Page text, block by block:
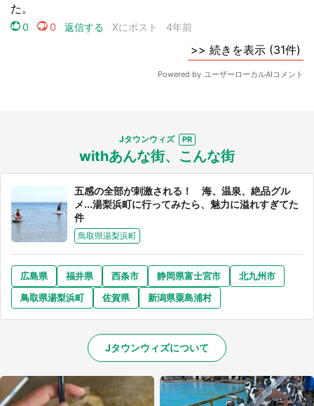
Jタウンウィズ
withあんな街、こんな街
五感の全部が刺激される！ 海、温泉、絶品グル
メ...湯梨浜町に行ってみたら、魅力に溢れすぎてた
件
鳥取県湯梨浜町
広島県 福井県 西条市 静岡県富士宮市
北九州市
鳥取県湯梨浜町
佐賀県 新潟県粟島浦村
Jタウンウィズについて